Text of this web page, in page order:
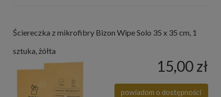
Ściereczka z mikrofibry Bizon Wipe Solo 35 x 35 cm, 1
sztuka, żółta
15,00 zł
powiadom o dostępności